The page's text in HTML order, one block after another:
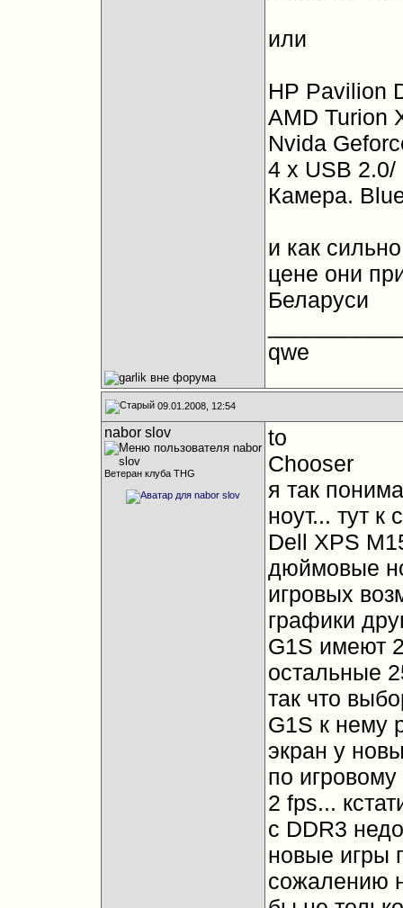
или
HP Pavilion
AMD Turion
Nvida
4 х USB 2.0/
Камера.
и как
цене они
Беларуси
qwe
09.01.2008, 12:54
nabor slov
Ветеран клуба THG
to
Chooser
я так
ноут... тут
Dell XPS
дюймовые
игровых
графики
G1S имеют
остальные
так что
G1S к нему
экран у
по
2 fps...
с DDR3
новые игры
сожалению